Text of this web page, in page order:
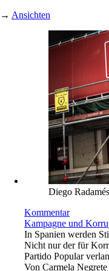
→ Ansichten
Diego
Kommentar
Kampagne und
In Spanien werden
Nicht nur der für
Partido Popular
Von Carmela Negrete